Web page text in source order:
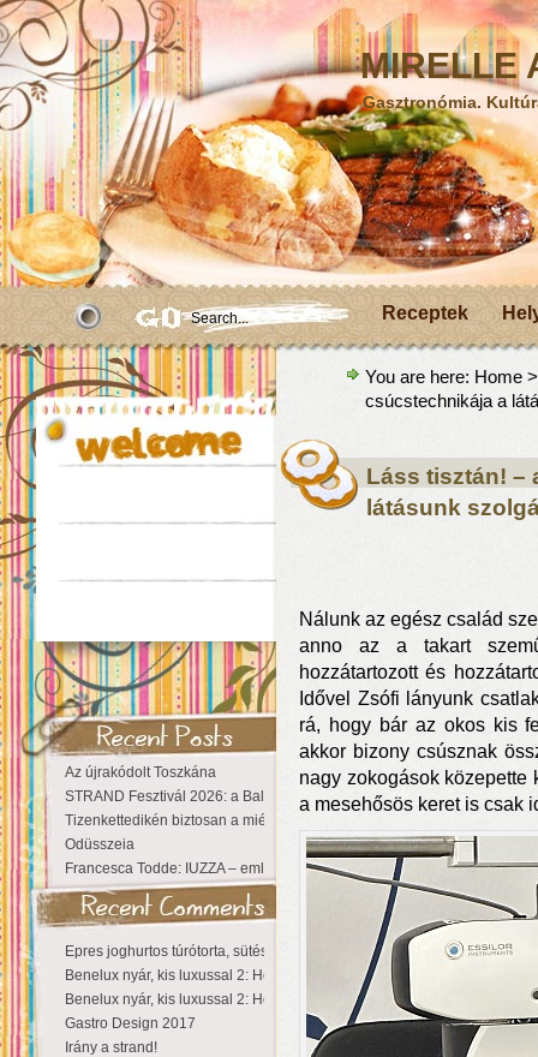
MIRELLE
Gasztronómia.
Receptek
Az újrakódolt Toszkána
STRAND Fesztivál 2026: a Balaton partján a nyár még tart!
Tizenkettedikén biztosan a miénk a Sziget!
Odüsszeia
Francesca Todde: IUZZA – emlékezet, táj és irodalom találkozása a Mai
Epres joghurtos túrótorta, sütés nélkül
Benelux nyár, kis luxussal 2: Hollandia
Benelux nyár, kis luxussal 2: Hollandia
Gastro Design 2017
Irány a strand!
You are here: Home
csúcstechnikája a
Láss tisztán! –
látásunk
Nálunk az egész család
anno az a takart
hozzátartozott és
Idővel Zsófi lányunk
rá, hogy bár az okos kis
akkor bizony csúsznak
nagy zokogások közepette
a mesehősös keret is csak